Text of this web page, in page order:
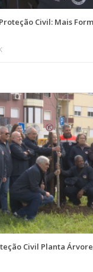
Civil: Mais
Civil Planta